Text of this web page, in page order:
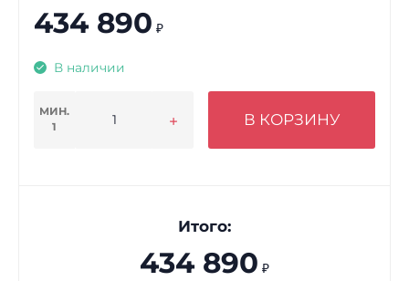
434 890 ₽
В наличии
МИН.
1
В КОРЗИНУ
Итого:
434 890 ₽